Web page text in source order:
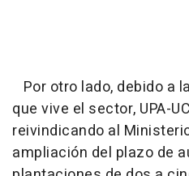
Por otro lado, debido a
que vive el sector, UPA-
reivindicando al
ampliación del plazo de